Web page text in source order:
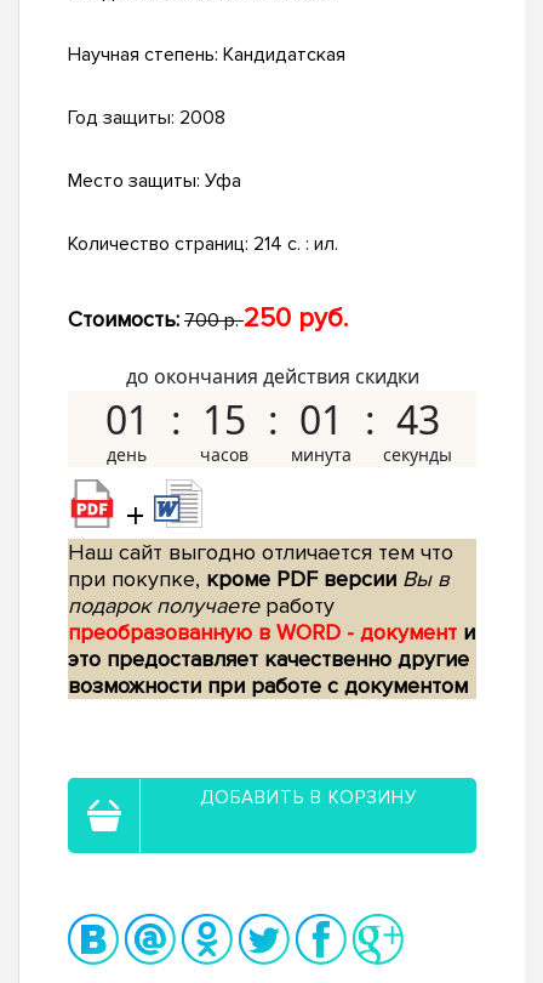
Научная степень: Кандидатская
Год защиты: 2008
Место защиты: Уфа
Количество страниц: 214 с. : ил.
Стоимость: 700 р.250 руб.
до окончания действия скидки
01 15 01 42
+
Наш сайт выгодно отличается тем что
при покупке, кроме PDF версии Вы в
подарок получаетеработу
преобразованную в WORD - документ и
это предоставляет качественно другие
возможности при работе с документом
ДОБАВИТЬ В КОРЗИНУ